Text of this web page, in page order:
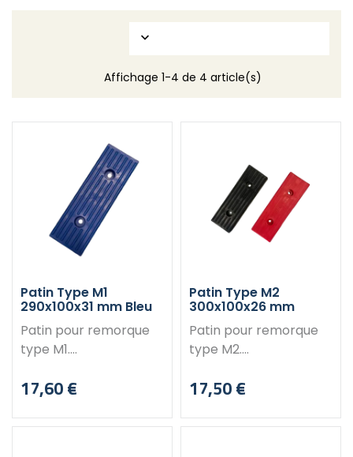

Affichage 1-4 de 4 article(s)
Patin Type M1
290x100x31 mm Bleu
Patin pour remorque
type M1.
Dimensions : 290 x 100
Alésage : 2 x Ø11 mm
Prix
17,60 €
Patin Type M2
300x100x26 mm
Patin pour remorque
type M2.
Dimensions :
Alésage : 2 x 10 mm
Prix
17,50 €